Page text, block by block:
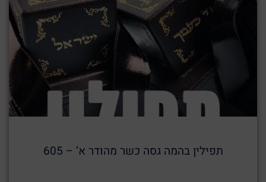
תפילין בהמה גסה כשר מהודר א’ – 605